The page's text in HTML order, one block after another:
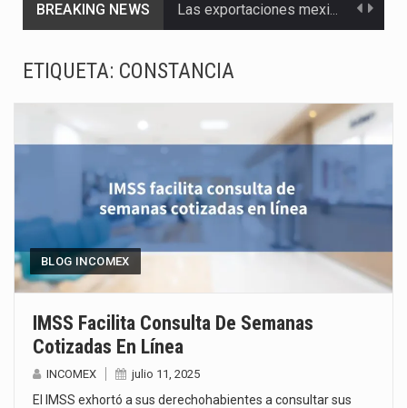
BREAKING NEWS Las exportaciones mexicanas de vehículos ligeros disminuyeron 9.67 % en julio a tasa anual, alcanzando…
Los créditos fiscales determinados a empresas IMMEX rara vez nacen de una interpretación equivocada de…
La industria automotriz mexicana concentra más de la mitad de las quejas bajo el Mecanismo…
ETIQUETA: CONSTANCIA
BLOG INCOMEX
IMSS Facilita Consulta De Semanas
Cotizadas En Línea
INCOMEX julio 11, 2025
El IMSS exhortó a sus derechohabientes a consultar sus